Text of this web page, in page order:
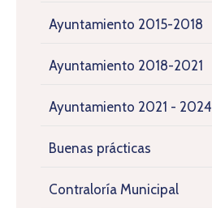
Ayuntamiento 2015-2018
Ayuntamiento 2018-2021
Ayuntamiento 2021 - 2024
Buenas prácticas
Contraloría Municipal